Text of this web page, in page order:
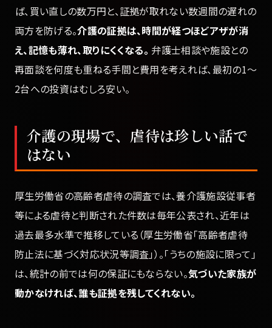
ば、買い直しの数万円と、証拠が取れない数週間の遅れの
両方を防げる。介護の証拠は、時間が経つほどアザが消
え、記憶も薄れ、取りにくくなる。 弁護士相談や施設との
再面談を何度も重ねる手間と費用を考えれば、最初の1〜
2台への投資はむしろ安い。
介護の現場で、虐待は珍しい話で
はない
厚生労働省の高齢者虐待の調査では、養介護施設従事者
等による虐待と判断された件数は毎年公表され、近年は
過去最多水準で推移している（厚生労働省「高齢者虐待
防止法に基づく対応状況等調査」）。「うちの施設に限って」
は、統計の前では何の保証にもならない。気づいた家族が
動かなければ、誰も証拠を残してくれない。